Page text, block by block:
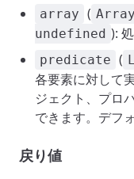
array (
undefined ):
predicate (
各要素に対して
ジェクト、プロ
できます。デフ
戻り値